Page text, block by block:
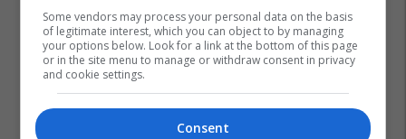
Some vendors may process your personal data on the basis
of legitimate interest, which you can object to by managing
your options below. Look for a link at the bottom of this page
or in the site menu to manage or withdraw consent in privacy
and cookie settings.
Consent